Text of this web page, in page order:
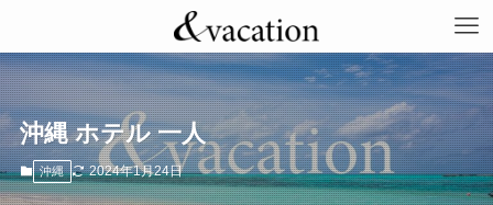
沖縄 ホテル 一人
沖縄 2024年1月24日